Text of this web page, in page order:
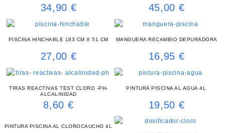
34,90 € 45,00 €
PISCINA HINCHABLE 183 CM X 51 CM
27,00 €
MANGUERA RECAMBIO DEPURADORA
16,95 €
TIRAS REACTIVAS TEST CLORO -PH-
ALCALINIDAD
8,60 €
PINTURA PISCINA AL AGUA 4L
19,50 €
PINTURA PISCINA AL CLOROCAUCHO 4L